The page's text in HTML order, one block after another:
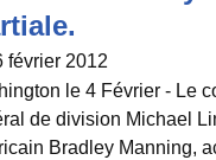
février 2012
le 4 Février - Le
de division Michael
Bradley Manning,